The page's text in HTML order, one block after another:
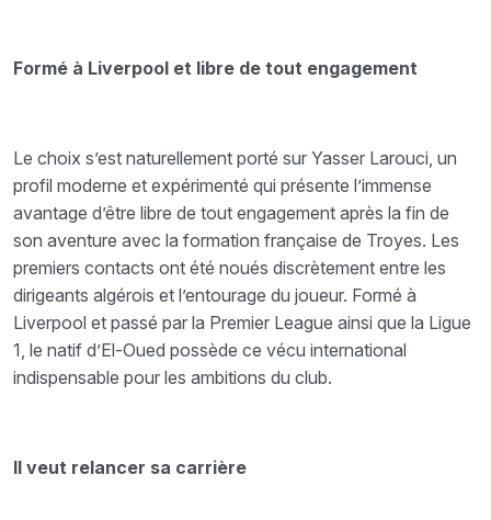
Formé à Liverpool et libre de tout engagement
Le choix s’est naturellement porté sur Yasser Larouci, un
profil moderne et expérimenté qui présente l’immense
avantage d’être libre de tout engagement après la fin de
son aventure avec la formation française de Troyes. Les
premiers contacts ont été noués discrètement entre les
dirigeants algérois et l’entourage du joueur. Formé à
Liverpool et passé par la Premier League ainsi que la Ligue
1, le natif d’El-Oued possède ce vécu international
indispensable pour les ambitions du club.
Il veut relancer sa carrière